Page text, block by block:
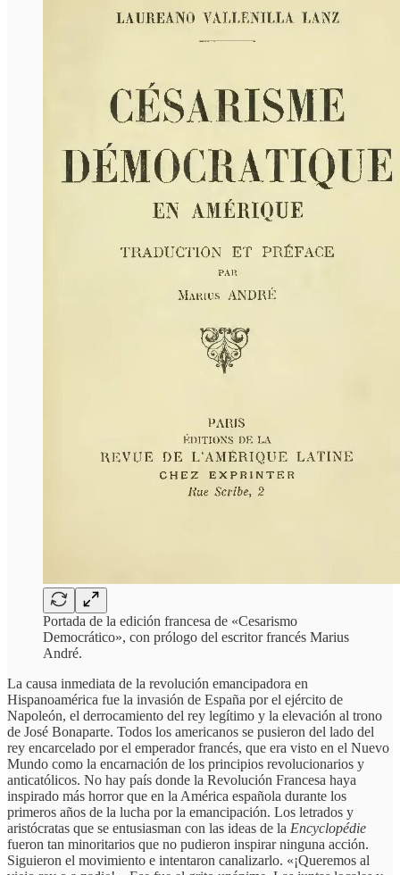
Portada de la edición francesa de «Cesarismo
Democrático», con prólogo del escritor francés Marius
André.
La causa inmediata de la revolución emancipadora en
Hispanoamérica fue la invasión de España por el ejército de
Napoleón, el derrocamiento del rey legítimo y la elevación al trono
de José Bonaparte. Todos los americanos se pusieron del lado del
rey encarcelado por el emperador francés, que era visto en el Nuevo
Mundo como la encarnación de los principios revolucionarios y
anticatólicos. No hay país donde la Revolución Francesa haya
inspirado más horror que en la América española durante los
primeros años de la lucha por la emancipación. Los letrados y
aristócratas que se entusiasman con las ideas de la Encyclopédie
fueron tan minoritarios que no pudieron inspirar ninguna acción.
Siguieron el movimiento e intentaron canalizarlo. «¡Queremos al